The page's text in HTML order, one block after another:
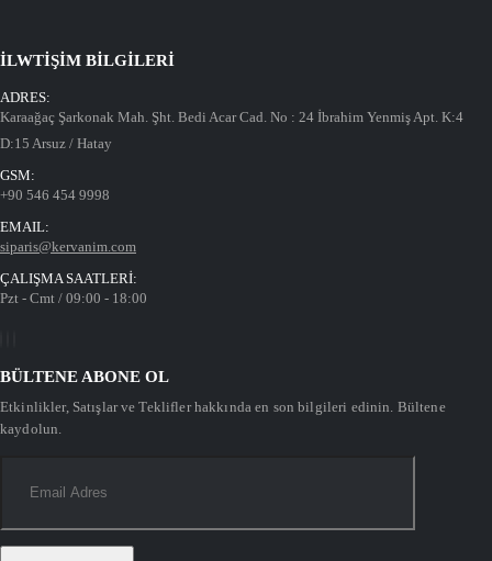
İLWTİŞİM BİLGİLERİ
ADRES:
Karaağaç Şarkonak Mah. Şht. Bedi Acar Cad. No : 24 İbrahim Yenmiş Apt. K:4
D:15 Arsuz / Hatay
GSM:
+90 546 454 9998
EMAIL:
siparis@kervanim.com
ÇALIŞMA SAATLERİ:
Pzt - Cmt / 09:00 - 18:00
BÜLTENE ABONE OL
Etkinlikler, Satışlar ve Teklifler hakkında en son bilgileri edinin. Bültene
kaydolun.